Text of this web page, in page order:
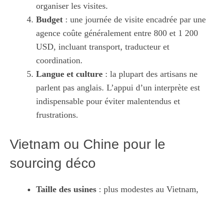
organiser les visites.
Budget : une journée de visite encadrée par une
agence coûte généralement entre 800 et 1 200
USD, incluant transport, traducteur et
coordination.
Langue et culture : la plupart des artisans ne
parlent pas anglais. L’appui d’un interprète est
indispensable pour éviter malentendus et
frustrations.
Vietnam ou Chine pour le
sourcing déco
Taille des usines : plus modestes au Vietnam,